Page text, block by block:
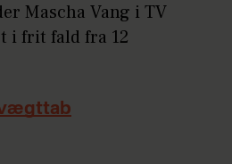
Mascha Vang i TV
i frit fald fra 12
vægttab